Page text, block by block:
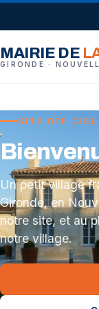
MAIRIE DE
GIRONDE ·
SITE OFFICIEL
Un petit village
Gironde, en
notre site, et au
notre village.